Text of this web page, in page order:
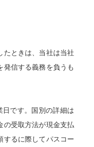
たときは、当社は当社
発信する義務を負うも
です。国別の詳細は
の受取方法が現金支払
するに際してパスコー